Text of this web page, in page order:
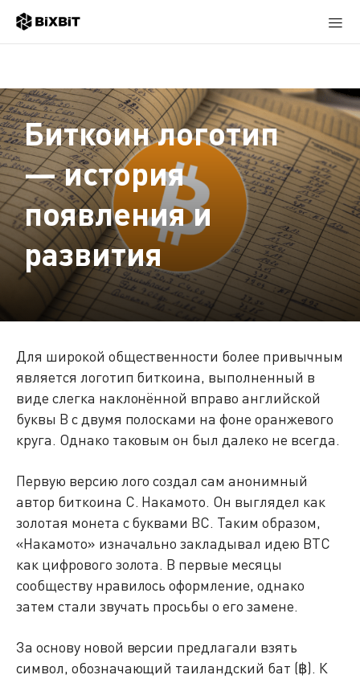
Биткоин логотип
— история
появления и
развития
Для широкой общественности более привычным
является логотип биткоина, выполненный в
виде слегка наклонённой вправо английской
буквы B с двумя полосками на фоне оранжевого
круга. Однако таковым он был далеко не всегда.
Первую версию лого создал сам анонимный
автор биткоина С. Накамото. Он выглядел как
золотая монета с буквами BC. Таким образом,
«Накамото» изначально закладывал идею BTC
как цифрового золота. В первые месяцы
сообществу нравилось оформление, однако
затем стали звучать просьбы о его замене.
За основу новой версии предлагали взять
символ, обозначающий таиландский бат (฿). К